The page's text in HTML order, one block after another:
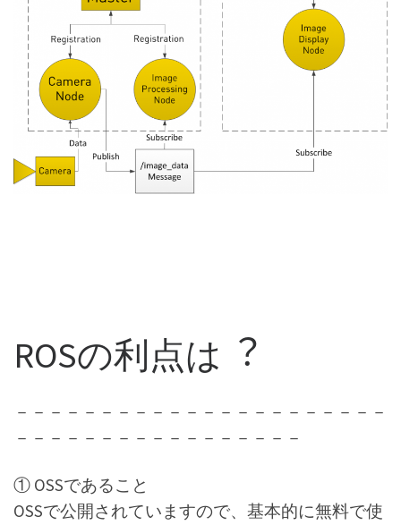
ROSの利点は︖
－－－－－－－－－－－－－－－－－－－－－－
－－－－－－－－－－－－－－－－－
① OSSであること
OSSで公開されていますので、基本的に無料で使